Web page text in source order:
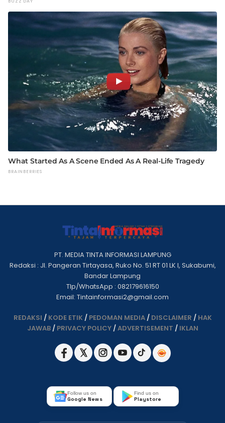
PT. MEDIA TINTA INFORMASI LAMPUNG
Redaksi : Jl. Pangeran Tirtayasa, Ruko No. 51 RT 01 LK I, Sukabumi,
Bandar Lampung
Tlp/WhatsApp : 082179616150
Email: Tintainformasi2@gmail.com
REDAKSI / KODE ETIK / PEDOMAN MEDIA/ DISCLAIMER / HAK
JAWAB/ PRIVACY POLICY/ADVERTISEMENT / IKLAN
Follow us on
Google News
Find us on
Playstore